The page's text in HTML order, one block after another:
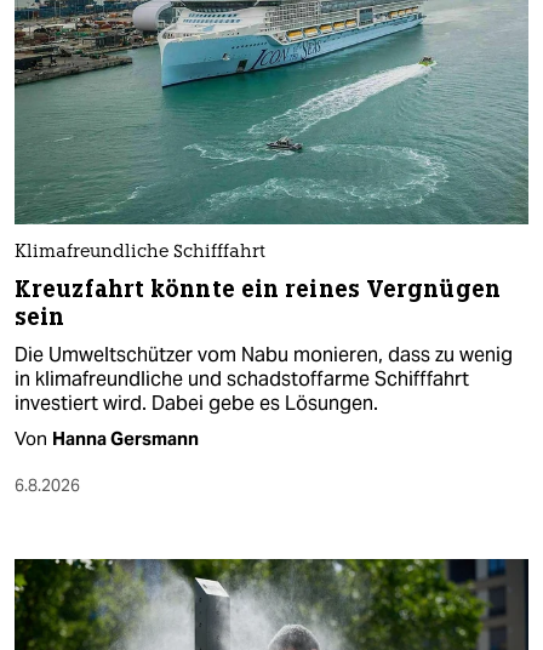
Klimafreundliche Schifffahrt
Kreuzfahrt könnte ein reines Vergnügen
sein
Die Umweltschützer vom Nabu monieren, dass zu wenig
in klimafreundliche und schadstoffarme Schifffahrt
investiert wird. Dabei gebe es Lösungen.
Von Hanna Gersmann
6.8.2026